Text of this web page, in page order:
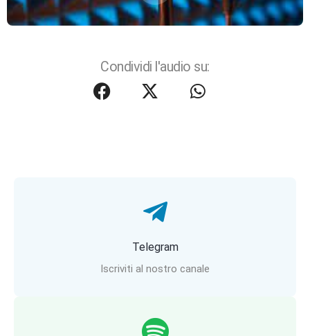
Condividi l'audio su:
Telegram
Iscriviti al nostro canale